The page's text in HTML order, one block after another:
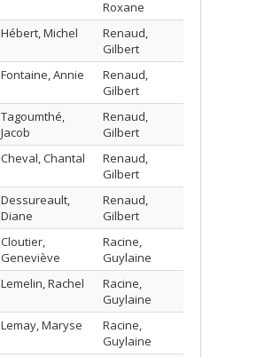
Roxane
Hébert, Michel
Renaud,
Gilbert
Fontaine, Annie
Renaud,
Gilbert
Tagoumthé,
Jacob
Renaud,
Gilbert
Cheval, Chantal
Renaud,
Gilbert
Dessureault,
Diane
Renaud,
Gilbert
Cloutier,
Geneviève
Racine,
Guylaine
Lemelin, Rachel
Racine,
Guylaine
Lemay, Maryse
Racine,
Guylaine